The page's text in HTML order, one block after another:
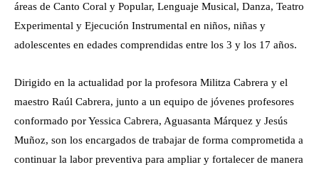
áreas de Canto Coral y Popular, Lenguaje Musical, Danza, Teatro
Experimental y Ejecución Instrumental en niños, niñas y
adolescentes en edades comprendidas entre los 3 y los 17 años.
Dirigido en la actualidad por la profesora Militza Cabrera y el
maestro Raúl Cabrera, junto a un equipo de jóvenes profesores
conformado por Yessica Cabrera, Aguasanta Márquez y Jesús
Muñoz, son los encargados de trabajar de forma comprometida a
continuar la labor preventiva para ampliar y fortalecer de manera